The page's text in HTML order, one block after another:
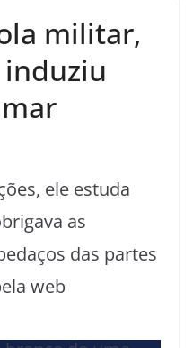
militar,
induziu
ele estuda
as
das partes
web